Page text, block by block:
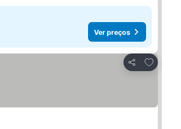
Ver preços
Partilhar
Adicionar